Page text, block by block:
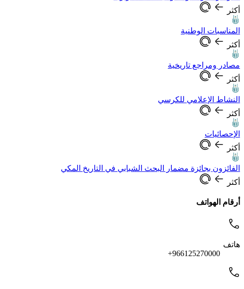
أكثر
المناسبات الوطنية
أكثر
مصادر ومراجع تاريخية
أكثر
النشاط الإعلامي للكرسي
أكثر
الإحصائيات
أكثر
الفائزون بجائزة مضمار البحث الشبابي في التاريخ المكي
أكثر
أرقام الهواتف
هاتف
966125270000+